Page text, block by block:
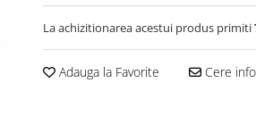
La achizitionarea acestui produs primiti
Adauga la Favorite Cere